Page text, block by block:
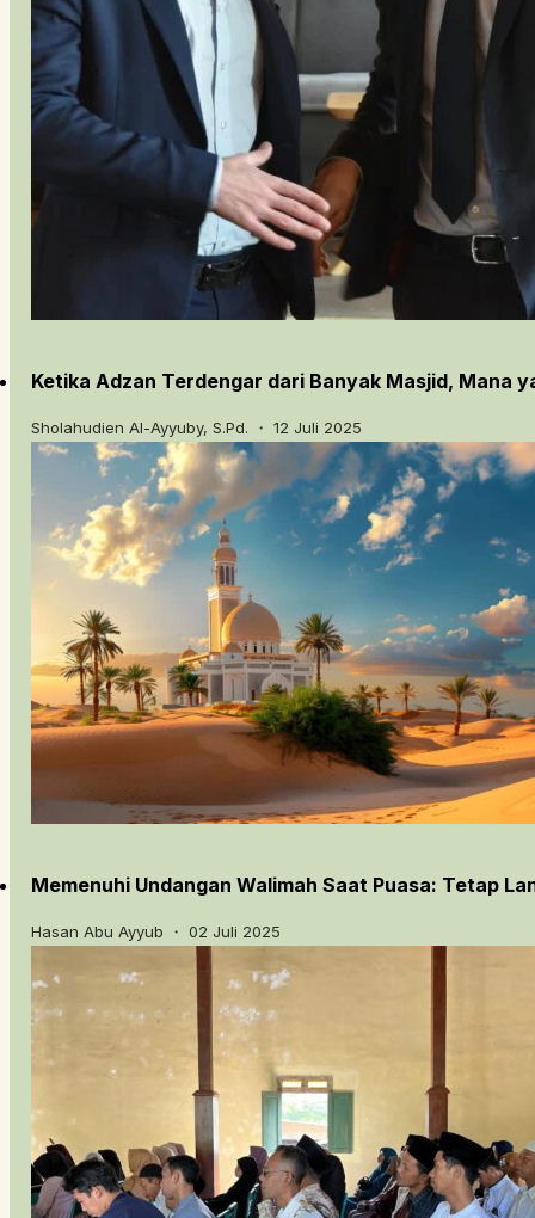
Ketika Adzan Terdengar dari Banyak Masjid, Mana
Sholahudien Al-Ayyuby, S.Pd. ・ 12 Juli 2025
Memenuhi Undangan Walimah Saat Puasa: Tetap
Hasan Abu Ayyub ・ 02 Juli 2025